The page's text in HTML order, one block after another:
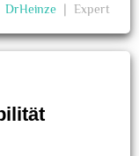
DrHeinze
Expert